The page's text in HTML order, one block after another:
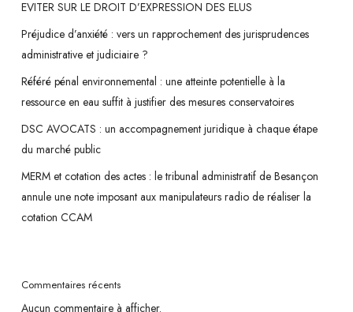
EVITER SUR LE DROIT D’EXPRESSION DES ELUS
Préjudice d’anxiété : vers un rapprochement des jurisprudences
administrative et judiciaire ?
Référé pénal environnemental : une atteinte potentielle à la
ressource en eau suffit à justifier des mesures conservatoires
DSC AVOCATS : un accompagnement juridique à chaque étape
du marché public
MERM et cotation des actes : le tribunal administratif de Besançon
annule une note imposant aux manipulateurs radio de réaliser la
cotation CCAM
Commentaires récents
Aucun commentaire à afficher.